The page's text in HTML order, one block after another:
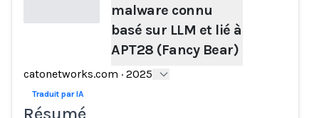
malware connu
basé sur LLM et lié à
APT28 (Fancy Bear)
catonetworks.com · 2025
Traduit par IA
Résumé